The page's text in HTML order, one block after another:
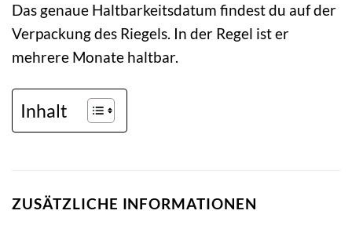
Das genaue Haltbarkeitsdatum findest du auf der
Verpackung des Riegels. In der Regel ist er
mehrere Monate haltbar.
Inhalt
ZUSÄTZLICHE INFORMATIONEN